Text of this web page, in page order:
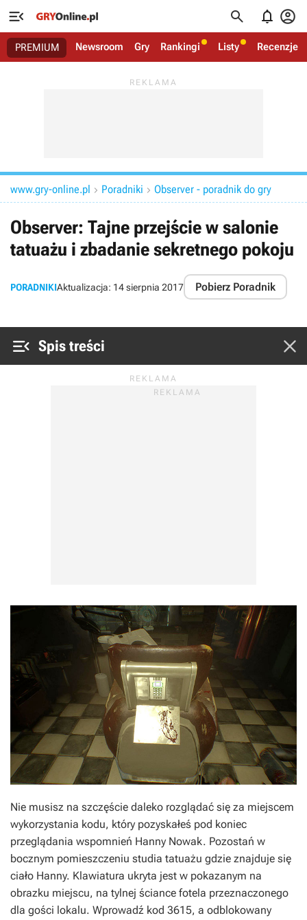
   
PREMIUM Newsroom Gry Rankingi Listy Recenzje
www.gry-online.pl  Poradniki  Observer - poradnik do gry
Observer: Tajne przejście w salonie
tatuażu i zbadanie sekretnego pokoju
PORADNIKIAktualizacja: 14 sierpnia 2017 Pobierz Poradnik
 Spis treści 
Nie musisz na szczęście daleko rozglądać się za miejscem
wykorzystania kodu, który pozyskałeś pod koniec
przeglądania wspomnień Hanny Nowak. Pozostań w
bocznym pomieszczeniu studia tatuażu gdzie znajduje się
ciało Hanny. Klawiatura ukryta jest w pokazanym na
obrazku miejscu, na tylnej ściance fotela przeznaczonego
dla gości lokalu. Wprowadź kod 3615, a odblokowany